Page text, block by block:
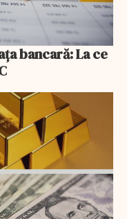
bancară: La ce